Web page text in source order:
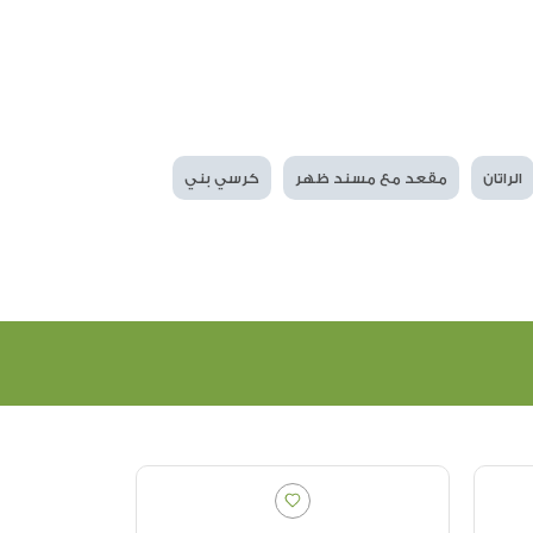
الراتان مقعد مع مسند ظهر كرسي بني